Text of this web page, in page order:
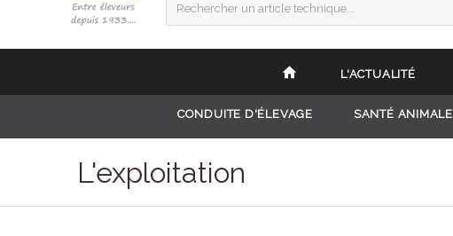
Rechercher un article technique...
L'ACTUALITÉ
CONDUITE D'ÉLEVAGE SANTÉ ANIMALE
L'exploitation